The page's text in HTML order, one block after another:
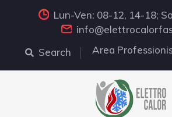
Lun-Ven: 08-12, 14-18;
Search
Area